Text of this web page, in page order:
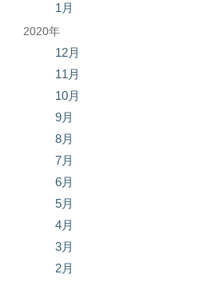
1月
2020年
12月
11月
10月
9月
8月
7月
6月
5月
4月
3月
2月